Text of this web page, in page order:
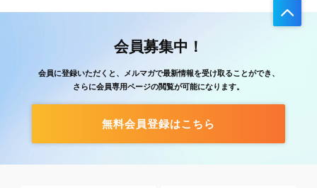
会員募集中！
会員に登録いただくと、メルマガで最新情報を受け取ることができ、
さらに会員専用ページの閲覧が可能になります。
無料会員登録はこちら